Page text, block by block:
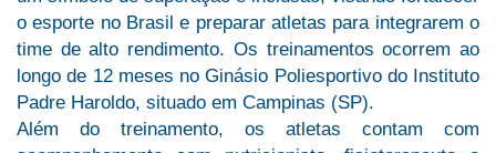
o esporte no Brasil e preparar atletas para integrarem o
time de alto rendimento. Os treinamentos ocorrem ao
longo de 12 meses no Ginásio Poliesportivo do Instituto
Padre Haroldo, situado em Campinas (SP).
Além do treinamento, os atletas contam com